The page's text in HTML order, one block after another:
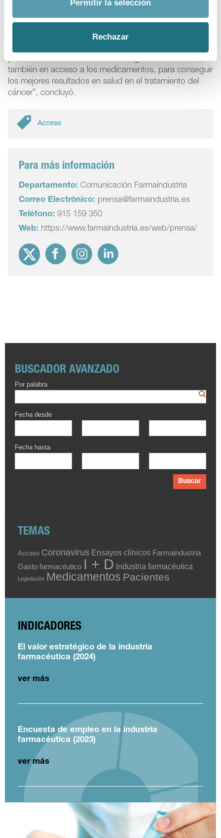
Permitir la selección
Rechazar
asociaciones de pacientes. “Es necesario un mapa en
tiene que seguir un paciente para acceder al
biomarcador y al medicamento. Por todo ello, tenemos
posiciones no solamente en investigación clínica, sino
también en acceso a los medicamentos, para conseguir
los mejores resultados en salud en el tratamiento del
cáncer”, concluyó.
Acceso
Para más información
Departamento: Comunicación Farmaindustria
Correo Electrónico: prensa@farmaindustria.es
Teléfono: 915 159 350
Web: https://www.farmaindustria.es/web/prensa/
BUSCADOR AVANZADO
Por palabra
Fecha desde
Fecha hasta
Buscar
TEMAS
Acceso Coronavirus Ensayos clínicos Farmaindustria
Gasto farmacéutico I + D Industria farmacéutica
Legislación Medicamentos Pacientes
INDICADORES
El valor estratégico de la industria
farmacéutica (2024)
ver más
Encuesta de empleo en la industria
farmacéutica (2023)
ver más